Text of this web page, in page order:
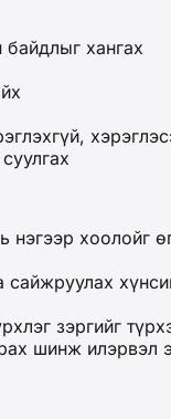
хангах
хоолойг
зэргийг
шинж илэрвэл